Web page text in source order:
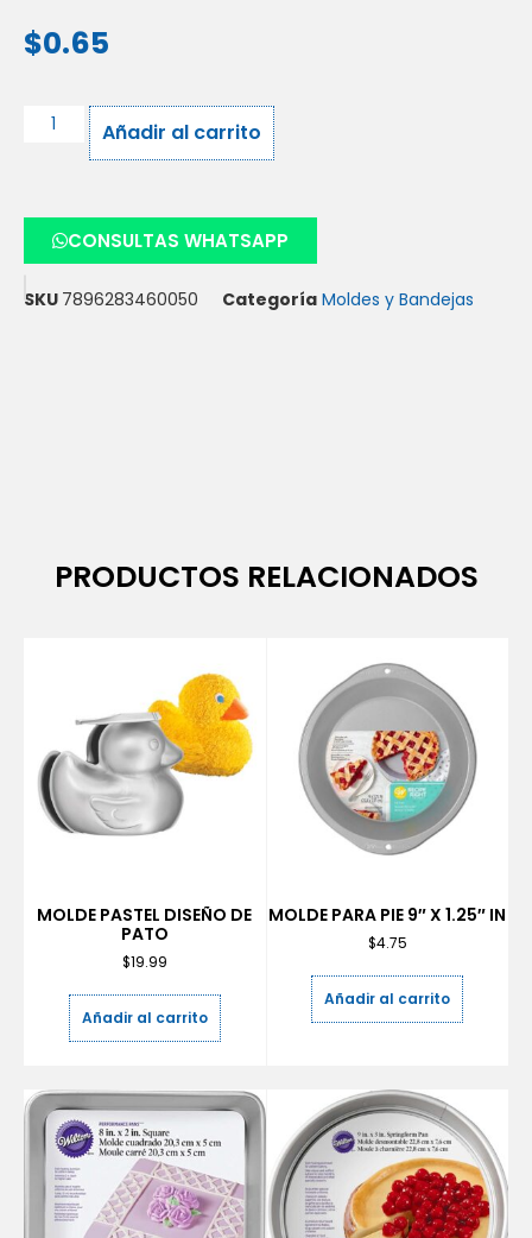
$0.65
Añadir al carrito
CONSULTAS WHATSAPP
SKU 7896283460050 Categoría Moldes y Bandejas
PRODUCTOS RELACIONADOS
MOLDE PASTEL DISEÑO DE
PATO
$19.99
Añadir al carrito
MOLDE PARA PIE 9″ X 1.25″ IN
$4.75
Añadir al carrito